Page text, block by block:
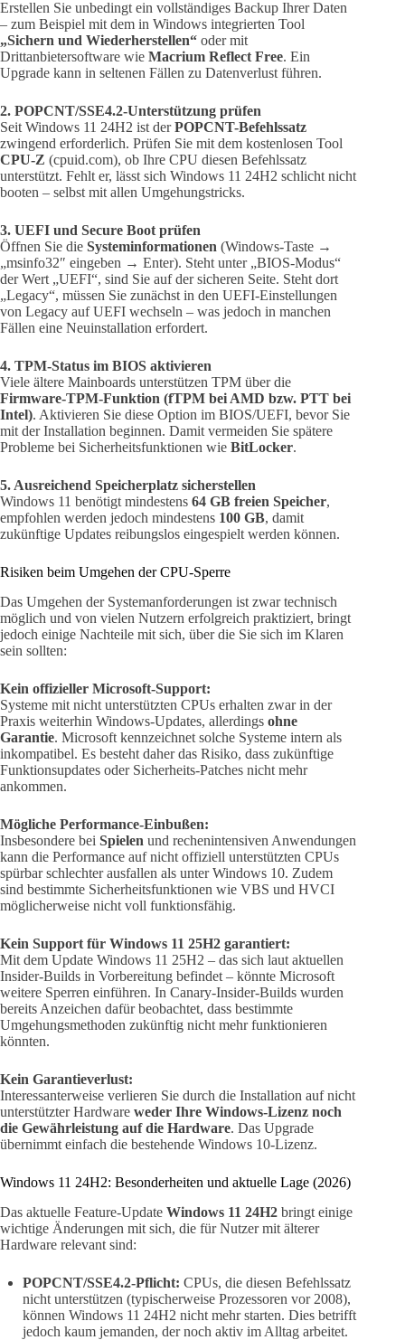
Erstellen Sie unbedingt ein vollständiges Backup Ihrer Daten
– zum Beispiel mit dem in Windows integrierten Tool
„Sichern und Wiederherstellen“ oder mit
Drittanbietersoftware wie Macrium Reflect Free. Ein
Upgrade kann in seltenen Fällen zu Datenverlust führen.
2. POPCNT/SSE4.2-Unterstützung prüfen
Seit Windows 11 24H2 ist derPOPCNT-Befehlssatz
zwingend erforderlich. Prüfen Sie mit dem kostenlosen Tool
CPU-Z (cpuid.com), ob Ihre CPU diesen Befehlssatz
unterstützt. Fehlt er, lässt sich Windows 11 24H2 schlicht nicht
booten – selbst mit allen Umgehungstricks.
3. UEFI und Secure Boot prüfen
Öffnen Sie die Systeminformationen (Windows-Taste →
„msinfo32″ eingeben → Enter). Steht unter „BIOS-Modus“
der Wert „UEFI“, sind Sie auf der sicheren Seite. Steht dort
„Legacy“, müssen Sie zunächst in den UEFI-Einstellungen
von Legacy auf UEFI wechseln – was jedoch in manchen
Fällen eine Neuinstallation erfordert.
4. TPM-Status im BIOS aktivieren
Viele ältere Mainboards unterstützen TPM über die
Firmware-TPM-Funktion (fTPM bei AMD bzw. PTT bei
Intel). Aktivieren Sie diese Option im BIOS/UEFI, bevor Sie
mit der Installation beginnen. Damit vermeiden Sie spätere
Probleme bei Sicherheitsfunktionen wie BitLocker.
5. Ausreichend Speicherplatz sicherstellen
Windows 11 benötigt mindestens 64 GB freien Speicher,
empfohlen werden jedoch mindestens 100 GB, damit
zukünftige Updates reibungslos eingespielt werden können.
Risiken beim Umgehen der CPU-Sperre
Das Umgehen der Systemanforderungen ist zwar technisch
möglich und von vielen Nutzern erfolgreich praktiziert, bringt
jedoch einige Nachteile mit sich, über die Sie sich im Klaren
sein sollten:
Kein offizieller Microsoft-Support:
Systeme mit nicht unterstützten CPUs erhalten zwar in der
Praxis weiterhin Windows-Updates, allerdings ohne
Garantie. Microsoft kennzeichnet solche Systeme intern als
inkompatibel. Es besteht daher das Risiko, dass zukünftige
Funktionsupdates oder Sicherheits-Patches nicht mehr
ankommen.
Mögliche Performance-Einbußen:
Insbesondere bei Spielen und rechenintensiven Anwendungen
kann die Performance auf nicht offiziell unterstützten CPUs
spürbar schlechter ausfallen als unter Windows 10. Zudem
sind bestimmte Sicherheitsfunktionen wie VBS und HVCI
möglicherweise nicht voll funktionsfähig.
Kein Support für Windows 11 25H2 garantiert:
Mit dem Update Windows 11 25H2 – das sich laut aktuellen
Insider-Builds in Vorbereitung befindet – könnte Microsoft
weitere Sperren einführen. In Canary-Insider-Builds wurden
bereits Anzeichen dafür beobachtet, dass bestimmte
Umgehungsmethoden zukünftig nicht mehr funktionieren
könnten.
Kein Garantieverlust:
Interessanterweise verlieren Sie durch die Installation auf nicht
unterstützter Hardware weder Ihre Windows-Lizenz noch
die Gewährleistung auf die Hardware. Das Upgrade
übernimmt einfach die bestehende Windows 10-Lizenz.
Windows 11 24H2: Besonderheiten und aktuelle Lage (2026)
Das aktuelle Feature-Update Windows 11 24H2 bringt einige
wichtige Änderungen mit sich, die für Nutzer mit älterer
Hardware relevant sind:
POPCNT/SSE4.2-Pflicht: CPUs, die diesen Befehlssatz
nicht unterstützen (typischerweise Prozessoren vor 2008),
können Windows 11 24H2 nicht mehr starten. Dies betrifft
jedoch kaum jemanden, der noch aktiv im Alltag arbeitet.